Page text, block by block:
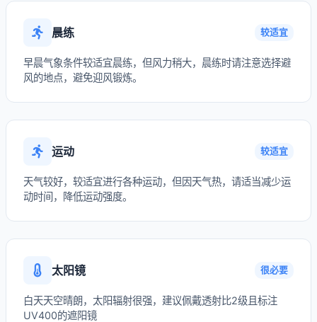
晨练 较适宜
早晨气象条件较适宜晨练，但风力稍大，晨练时请注意选择避
风的地点，避免迎风锻炼。
运动 较适宜
天气较好，较适宜进行各种运动，但因天气热，请适当减少运
动时间，降低运动强度。
太阳镜 很必要
白天天空晴朗，太阳辐射很强，建议佩戴透射比2级且标注
UV400的遮阳镜